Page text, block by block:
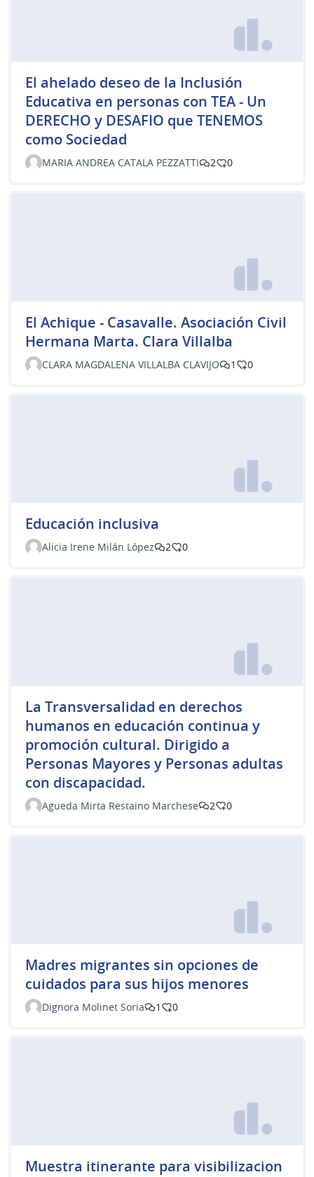
El ahelado deseo de la Inclusión
Educativa en personas con TEA - Un
DERECHO y DESAFIO que TENEMOS
como Sociedad
MARIA ANDREA CATALA PEZZATTI 2 0
El Achique - Casavalle. Asociación Civil
Hermana Marta. Clara Villalba
CLARA MAGDALENA VILLALBA CLAVIJO 1 0
Educación inclusiva
Alicia Irene Milán López 2 0
La Transversalidad en derechos
humanos en educación continua y
promoción cultural. Dirigido a
Personas Mayores y Personas adultas
con discapacidad.
Agueda Mirta Restaino Marchese 2 0
Madres migrantes sin opciones de
cuidados para sus hijos menores
Dignora Molinet Soria 1 0
Muestra itinerante para visibilizacion